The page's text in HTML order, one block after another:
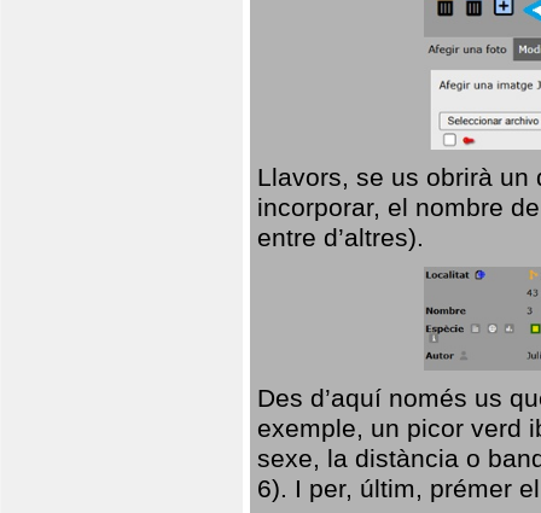
Llavors, se us obrirà
incorporar, el nombre
entre d’altres).
Des d’aquí només us
exemple, un picor verd
sexe, la distància o
6). I per, últim, prémer